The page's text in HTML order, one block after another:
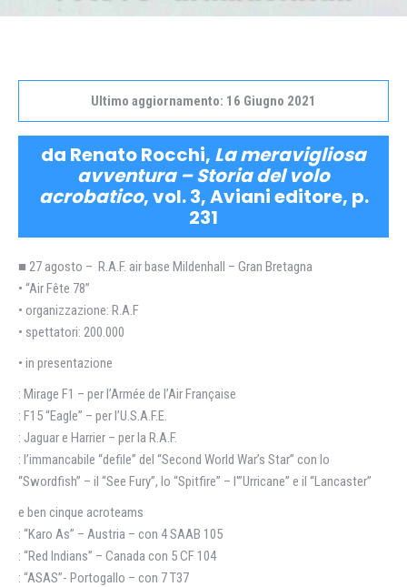
Ultimo aggiornamento: 16 Giugno 2021
da Renato Rocchi, La meravigliosa
avventura – Storia del volo
acrobatico, vol. 3, Aviani editore, p.
231
■ 27 agosto – R.A.F. air base Mildenhall – Gran Bretagna
• “Air Fête 78”
• organizzazione: R.A.F
• spettatori: 200.000
• in presentazione
: Mirage F1 – per l’Armée de l’Air Française
: F15 “Eagle” – per l’U.S.A.F.E.
: Jaguar e Harrier – per la R.A.F.
: l’immancabile “defile” del “Second World War’s Star” con lo
“Swordfish” – il “See Fury”, lo “Spitfire” – l'”Urricane” e il “Lancaster”
e ben cinque acroteams
: “Karo As” – Austria – con 4 SAAB 105
: “Red Indians” – Canada con 5 CF 104
: “ASAS”- Portogallo – con 7 T37